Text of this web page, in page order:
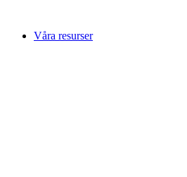
innehållVåra resurser